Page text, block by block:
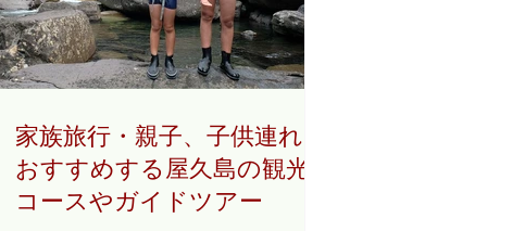
家族旅行・親子、子供連れに
おすすめする屋久島の観光
コースやガイドツアー